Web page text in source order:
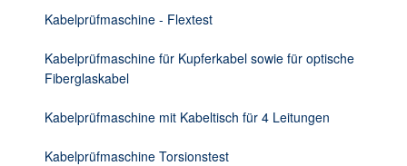
Kabelprüfmaschine - Flextest
Kabelprüfmaschine für Kupferkabel sowie für optische
Fiberglaskabel
Kabelprüfmaschine mit Kabeltisch für 4 Leitungen
Kabelprüfmaschine Torsionstest